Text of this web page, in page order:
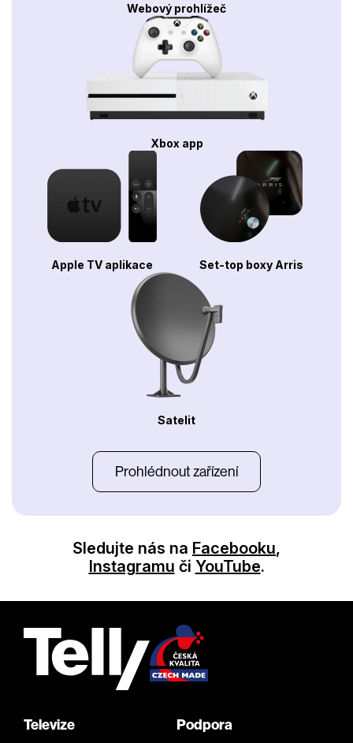
Webový prohlížeč
Xbox app
Apple TV aplikace Set-top boxy Arris
Satelit
Prohlédnout zařízení
Sledujte nás na Facebooku,
Instagramu či YouTube.
Televize Podpora